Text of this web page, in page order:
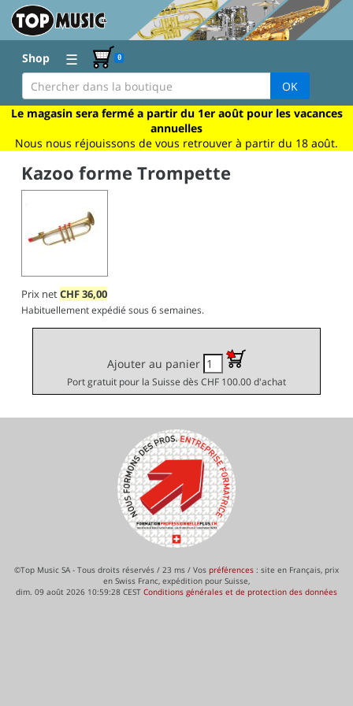
Shop ☰ 0
OK
Le magasin sera fermé a partir du 1er août pour les vacances
annuelles
Nous nous réjouissons de vous retrouver à partir du 18 août.
Kazoo forme Trompette
Prix netCHF36,00
Habituellement expédié sous 6 semaines.
Ajouter au panier
Port gratuit pour la Suisse dès CHF 100.00 d'achat
©Top Music SA - Tous droits réservés / 23 ms / Vos préférences : site en Français, prix
en Swiss Franc, expédition pour Suisse,
dim. 09 août 2026 10:59:28 CEST Conditions générales et de protection des données